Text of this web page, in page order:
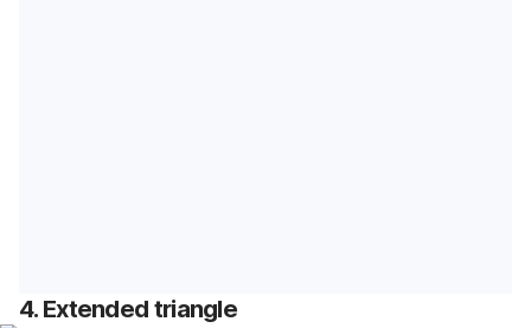
4. Extended triangle